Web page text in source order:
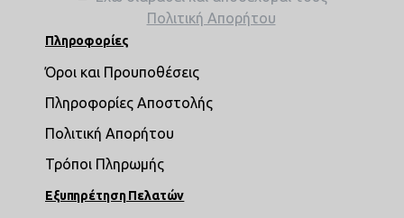
Πολιτική Απορήτου
Πληροφορίες
Όροι και Προυποθέσεις
Πληροφορίες Αποστολής
Πολιτική Απορήτου
Τρόποι Πληρωμής
Εξυπηρέτηση Πελατών